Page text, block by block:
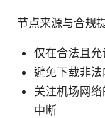
节点来源与合规
仅在合法且
避免下载非
关注机场网
中断